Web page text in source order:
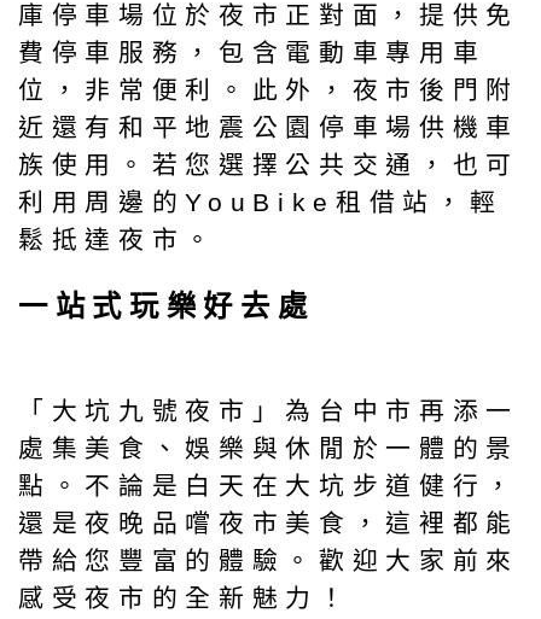
庫停車場位於夜市正對面，提供免
費停車服務，包含電動車專用車
位，非常便利。此外，夜市後門附
近還有和平地震公園停車場供機車
族使用。若您選擇公共交通，也可
利用周邊的YouBike租借站，輕
鬆抵達夜市。
一站式玩樂好去處
「大坑九號夜市」為台中市再添一
處集美食、娛樂與休閒於一體的景
點。不論是白天在大坑步道健行，
還是夜晚品嚐夜市美食，這裡都能
帶給您豐富的體驗。歡迎大家前來
感受夜市的全新魅力！